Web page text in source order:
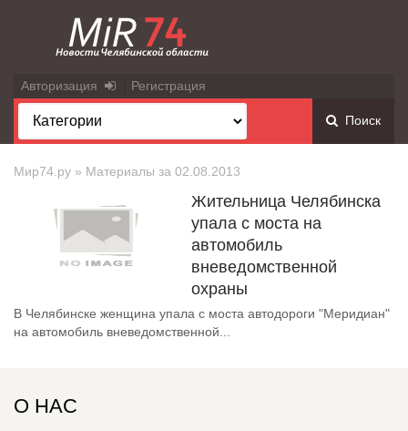
Авторизация Регистрация
Поиск
Мир74.ру » Материалы за 02.08.2013
Жительница Челябинска
упала с моста на
автомобиль
вневедомственной
охраны
В Челябинске женщина упала с моста автодороги "Меридиан"
на автомобиль вневедомственной...
О НАС